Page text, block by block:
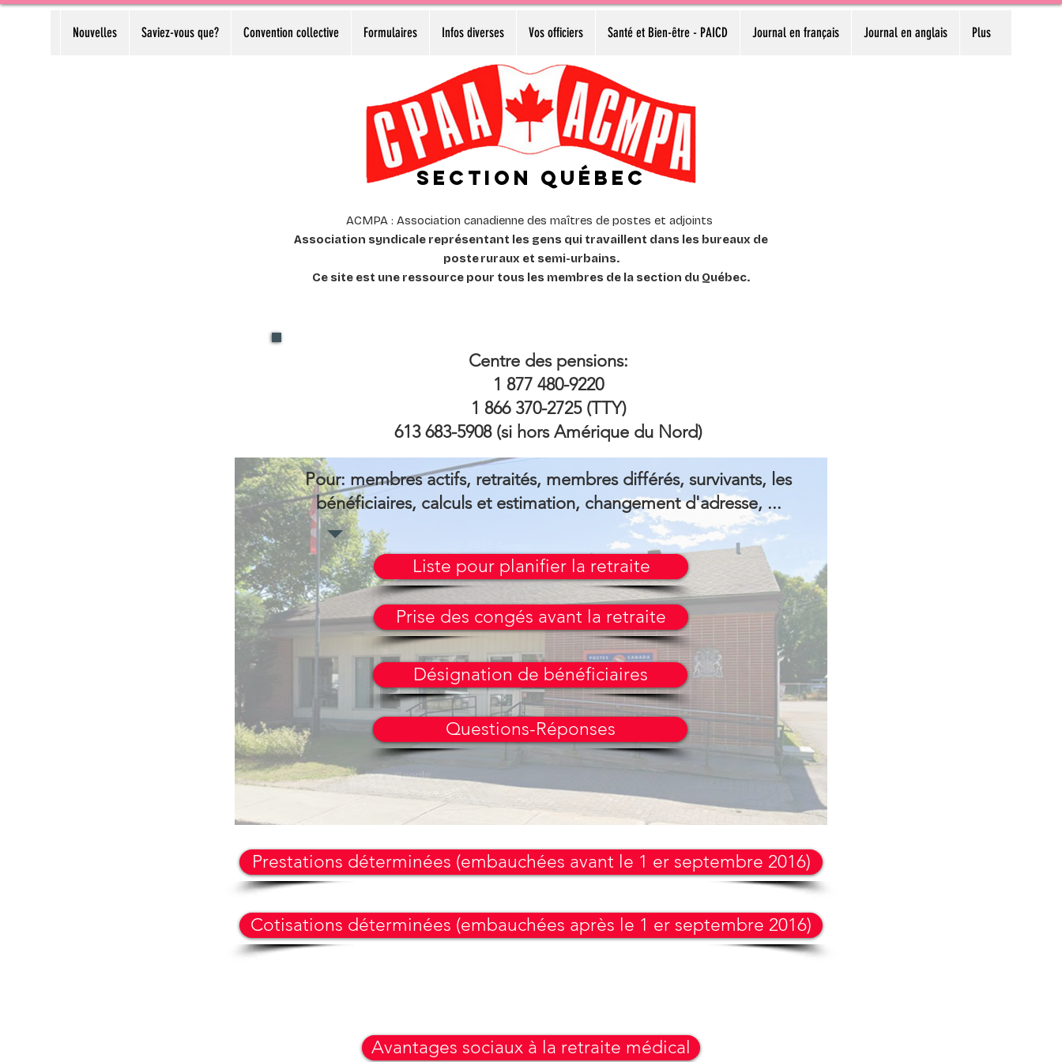
Nouvelles Saviez-vous que? Convention collective Formulaires Infos diverses Vos officiers Santé et Bien-être - PAICD Journal en français Journal en anglais Plus
Section Québec
ACMPA : Association canadienne des maîtres de postes et adjoints
Association syndicale représentant les gens qui travaillent dans les bureaux de
posteruraux et semi-urbains.
Ce site est une ressource pour tous les membres de la section du Québec.
Centre des pensions:
1 877 480-9220
1 866 370-2725 (TTY)
613 683-5908 (si hors Amérique du Nord)
Pour: membres actifs, retraités, membres différés, survivants, les
bénéficiaires, calculs et estimation, changement d'adresse, ...
Liste pour planifier la retraite
Prise des congés avant la retraite
Désignation de bénéficiaires
Questions-Réponses
Prestations déterminées (embauchées avant le 1 er septembre 2016)
Cotisations déterminées (embauchées après le 1 er septembre 2016)
Avantages sociaux à la retraite médical